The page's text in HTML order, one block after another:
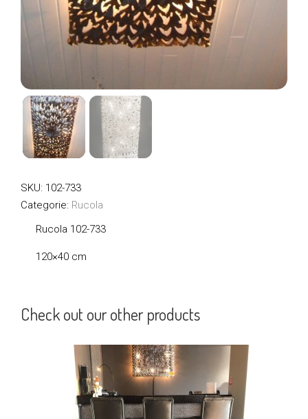
SKU: 102-733
Categorie: Rucola
Rucola 102-733
120×40 cm
Check out our other products